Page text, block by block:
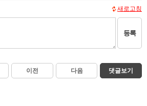
새로고침
등록
이전 다음 댓글보기